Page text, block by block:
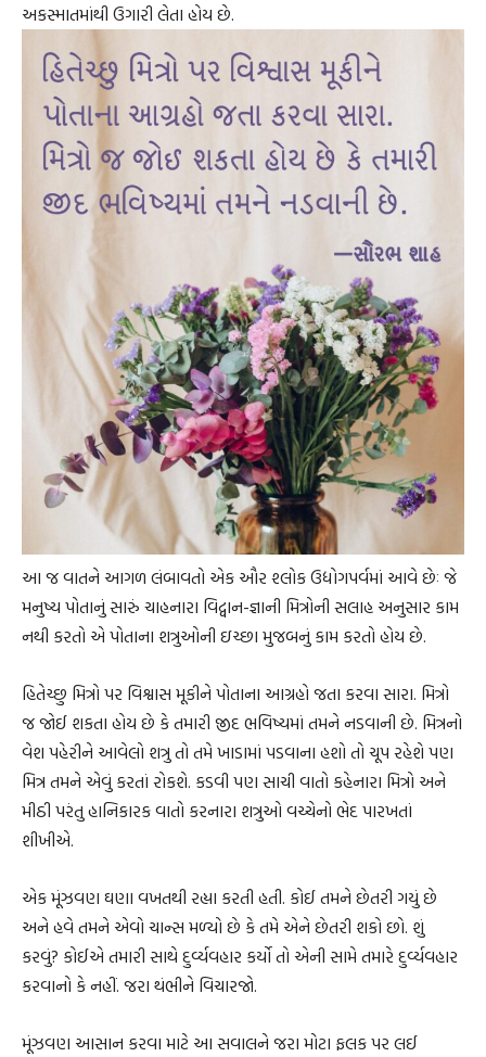
અકસ્માતમાંથી ઉગારી લેતા હોય છે.
આ જ વાતને આગળ લંબાવતો એક ઔર શ્લોક ઉદ્યોગપર્વમાં આવે છેઃ જે
મનુષ્ય પોતાનું સારું ચાહનારા વિદ્વાન-જ્ઞાની મિત્રોની સલાહ અનુસાર કામ
નથી કરતો એ પોતાના શત્રુઓની ઇચ્છા મુજબનું કામ કરતો હોય છે.
હિતેચ્છુ મિત્રો પર વિશ્વાસ મૂકીને પોતાના આગ્રહો જતા કરવા સારા. મિત્રો
જ જોઈ શકતા હોય છે કે તમારી જીદ ભવિષ્યમાં તમને નડવાની છે. મિત્રનો
વેશ પહેરીને આવેલો શત્રુ તો તમે ખાડામાં પડવાના હશો તો ચૂપ રહેશે પણ
મિત્ર તમને એવું કરતાં રોકશે. કડવી પણ સાચી વાતો કહેનારા મિત્રો અને
મીઠી પરંતુ હાનિકારક વાતો કરનારા શત્રુઓ વચ્ચેનો ભેદ પારખતાં
શીખીએ.
એક મૂંઝવણ ઘણા વખતથી રહ્યા કરતી હતી. કોઈ તમને છેતરી ગયું છે
અને હવે તમને એવો ચાન્સ મળ્યો છે કે તમે એને છેતરી શકો છો. શું
કરવું? કોઈએ તમારી સાથે દુર્વ્યવહાર કર્યો તો એની સામે તમારે દુર્વ્યવહાર
કરવાનો કે નહીં. જરા થંભીને વિચારજો.
મૂંઝવણ આસાન કરવા માટે આ સવાલને જરા મોટા ફલક પર લઈ